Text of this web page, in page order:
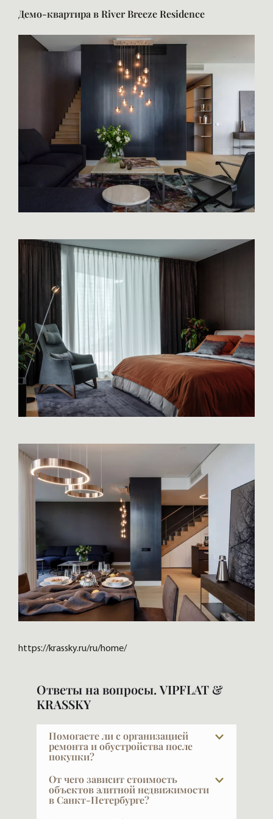
Демо-квартира в River Breeze Residence
https://krassky.ru/ru/home/
Ответы на вопросы. VIPFLAT &
KRASSKY
Помогаете ли с организацией
ремонта и обустройства после
покупки?
Да, и это очень важный выбор — найти
дизайнера и строителя по рекомендации.
Ремонт — большая проблема и сложная
От чего зависит стоимость
объектов элитной недвижимости
в Санкт-Петербурге?